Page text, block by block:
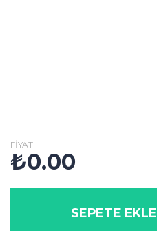
FIYAT
₺0.00
SEPETE EKLE